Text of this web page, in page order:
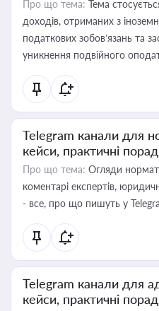
Про що тема: Тема
доходів, отриманих з
податкових зобов’язань та
уникнення подвійного
Telegram канали для
кейси, практичні
Про що тема: Огляди
коментарі експертів,
- все, про що пишуть у
Telegram канали для
кейси, практичні